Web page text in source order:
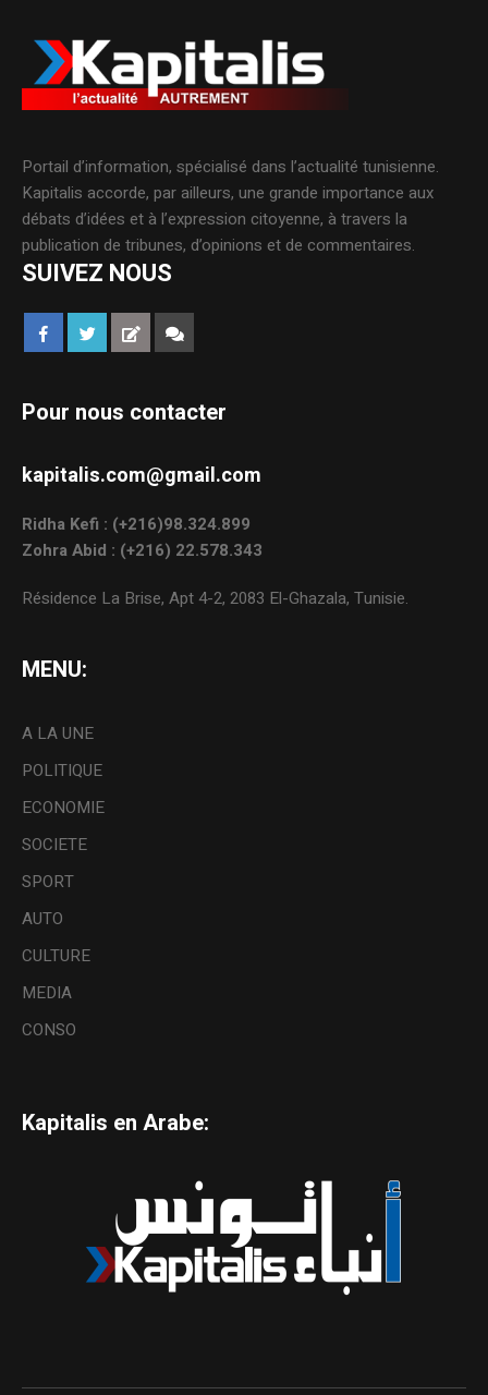
Portail d’information, spécialisé dans l’actualité tunisienne.
Kapitalis accorde, par ailleurs, une grande importance aux
débats d’idées et à l’expression citoyenne, à travers la
publication de tribunes, d’opinions et de commentaires.
SUIVEZ NOUS
Pour nous contacter
kapitalis.com@gmail.com
Ridha Kefi : (+216)98.324.899
Zohra Abid : (+216) 22.578.343
Résidence La Brise, Apt 4-2, 2083 El-Ghazala, Tunisie.
MENU:
A LA UNE
POLITIQUE
ECONOMIE
SOCIETE
SPORT
AUTO
CULTURE
MEDIA
CONSO
Kapitalis en Arabe: